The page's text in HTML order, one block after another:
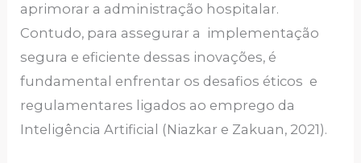
aprimorar a administração hospitalar.
Contudo, para assegurar a implementação
segura e eficiente dessas inovações, é
fundamental enfrentar os desafios éticos e
regulamentares ligados ao emprego da
Inteligência Artificial (Niazkar e Zakuan, 2021).